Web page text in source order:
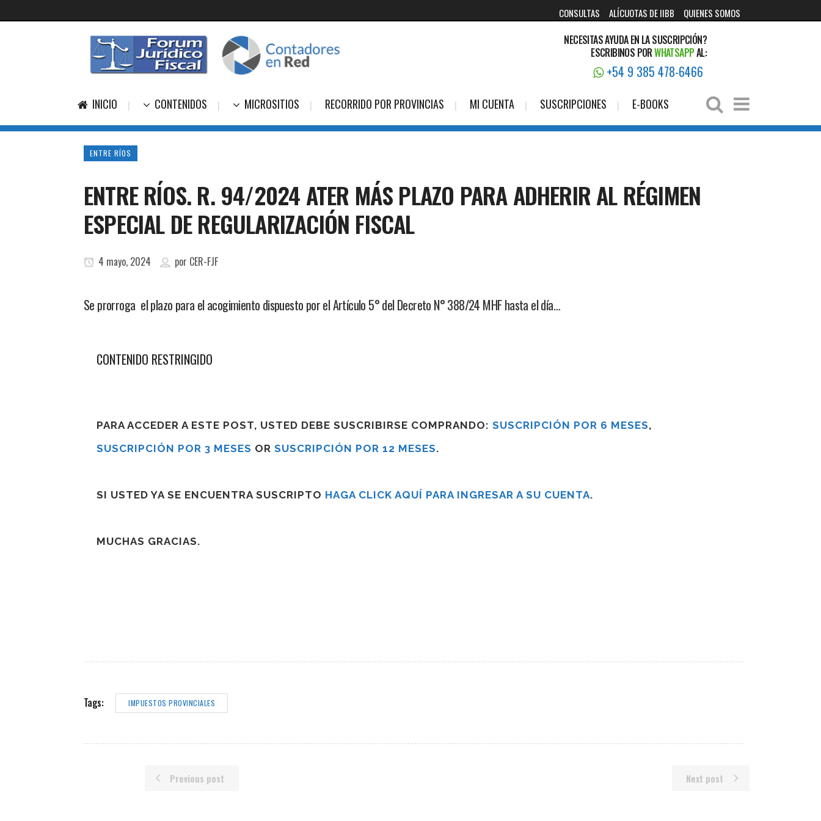
CONSULTAS ALÍCUOTAS DE IIBB QUIENES SOMOS
NECESITAS AYUDA EN LA SUSCRIPCIÓN?
ESCRIBINOS PORWHATSAPPAL:
+54 9 385 478-6466
INICIO CONTENIDOS MICROSITIOS RECORRIDO POR PROVINCIAS MI CUENTA SUSCRIPCIONES E-BOOKS
ENTRE RÍOS
ENTRE RÍOS. R. 94/2024 ATER MÁS PLAZO PARA ADHERIR AL RÉGIMEN
ESPECIAL DE REGULARIZACIÓN FISCAL
4 mayo, 2024 por CER-FJF
Se prorroga el plazo para el acogimiento dispuesto por el Artículo 5° del Decreto N° 388/24 MHF hasta el día…
CONTENIDO RESTRINGIDO
PARA ACCEDER A ESTE POST, USTED DEBE SUSCRIBIRSE COMPRANDO: SUSCRIPCIÓN POR 6 MESES,
SUSCRIPCIÓN POR 3 MESES OR SUSCRIPCIÓN POR 12 MESES.
SI USTED YA SE ENCUENTRA SUSCRIPTO HAGA CLICK AQUÍ PARA INGRESAR A SU CUENTA.
MUCHAS GRACIAS.
Tags: IMPUESTOS PROVINCIALES
Previous post Next post